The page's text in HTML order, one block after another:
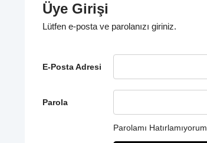
Üye Girişi
Lütfen e-posta ve parolanızı giriniz.
E-Posta Adresi
Parola
Parolamı Hatırlamıyorum